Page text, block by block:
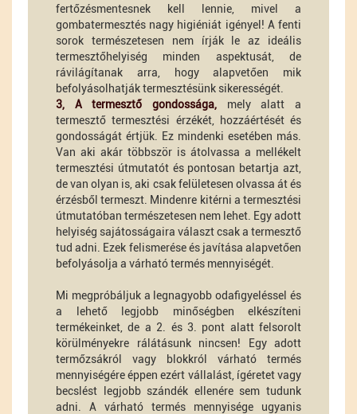
fertőzésmentesnek kell lennie, mivel a
gombatermesztés nagy higiéniát igényel! A fenti
sorok természetesen nem írják le az ideális
termesztőhelyiség minden aspektusát, de
rávilágítanak arra, hogy alapvetően mik
befolyásolhatják termesztésünk sikerességét.
3, A termesztő gondossága, mely alatt a
termesztő termesztési érzékét, hozzáértését és
gondosságát értjük. Ez mindenki esetében más.
Van aki akár többször is átolvassa a mellékelt
termesztési útmutatót és pontosan betartja azt,
de van olyan is, aki csak felületesen olvassa át és
érzésből termeszt. Mindenre kitérni a termesztési
útmutatóban természetesen nem lehet. Egy adott
helyiség sajátosságaira választ csak a termesztő
tud adni. Ezek felismerése és javítása alapvetően
befolyásolja a várható termés mennyiségét.
Mi megpróbáljuk a legnagyobb odafigyeléssel és
a lehető legjobb minőségben elkészíteni
termékeinket, de a 2. és 3. pont alatt felsorolt
körülményekre rálátásunk nincsen! Egy adott
termőzsákról vagy blokkról várható termés
mennyiségére éppen ezért vállalást, ígéretet vagy
becslést legjobb szándék ellenére sem tudunk
adni. A várható termés mennyisége ugyanis